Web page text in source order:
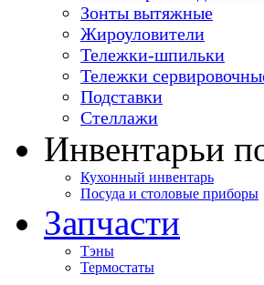
Зонты вытяжные
Жироуловители
Тележки-шпильки
Тележки
Подставки
Стеллажи
Инвентарьи
Кухонный инвентарь
Посуда и столовые приборы
Запчасти
Тэны
Термостаты